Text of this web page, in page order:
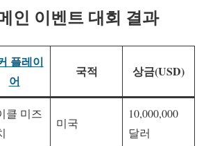
인 이벤트 대회 결과
플레이
어
국적 상금(USD)
클 미즈
미국
10,000,000
달러